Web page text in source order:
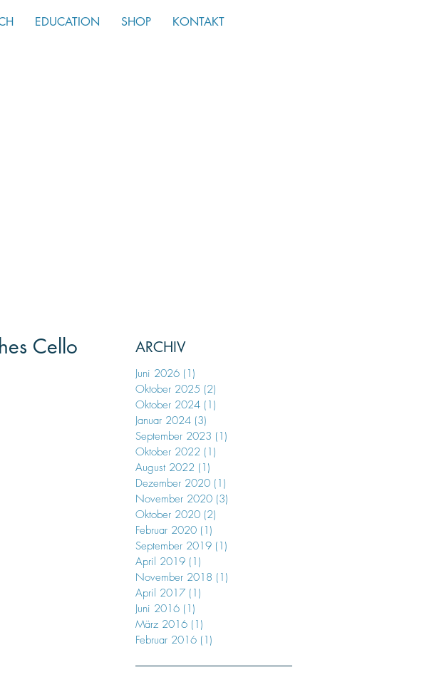
EDUCATION SHOP KONTAKT
Cello
ARCHIV
Juni 2026 (1)
Oktober 2025 (2)
Oktober 2024 (1)
Januar 2024 (3)
September 2023 (1)
Oktober 2022 (1)
August 2022 (1)
Dezember 2020 (1)
November 2020 (3)
Oktober 2020 (2)
Februar 2020 (1)
September 2019 (1)
April 2019 (1)
November 2018 (1)
April 2017 (1)
Juni 2016 (1)
März 2016 (1)
Februar 2016 (1)